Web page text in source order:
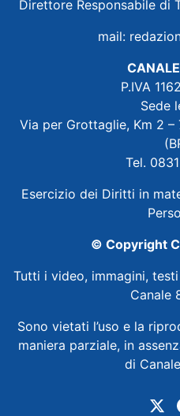
Direttore Responsabile di
mail:
P.IVA
Sede
Via per Grottaglie, Km 2 –
Tel.
Esercizio dei Diritti in
© Copyright
Tutti i video, immagini,
Canale
Sono vietati l’uso e la
maniera parziale, in
di